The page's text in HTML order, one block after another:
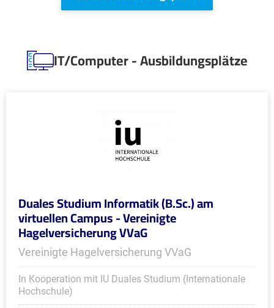
IT/Computer - Ausbildungsplätze
Duales Studium Informatik (B.Sc.) am
virtuellen Campus - Vereinigte
Hagelversicherung VVaG
Vereinigte Hagelversicherung VVaG
In Kooperation mit IU Duales Studium (Internationale
Hochschule)